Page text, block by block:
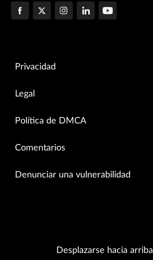
Privacidad
Legal
Política de DMCA
Comentarios
Denunciar una vulnerabilidad
Desplazarse hacia arriba